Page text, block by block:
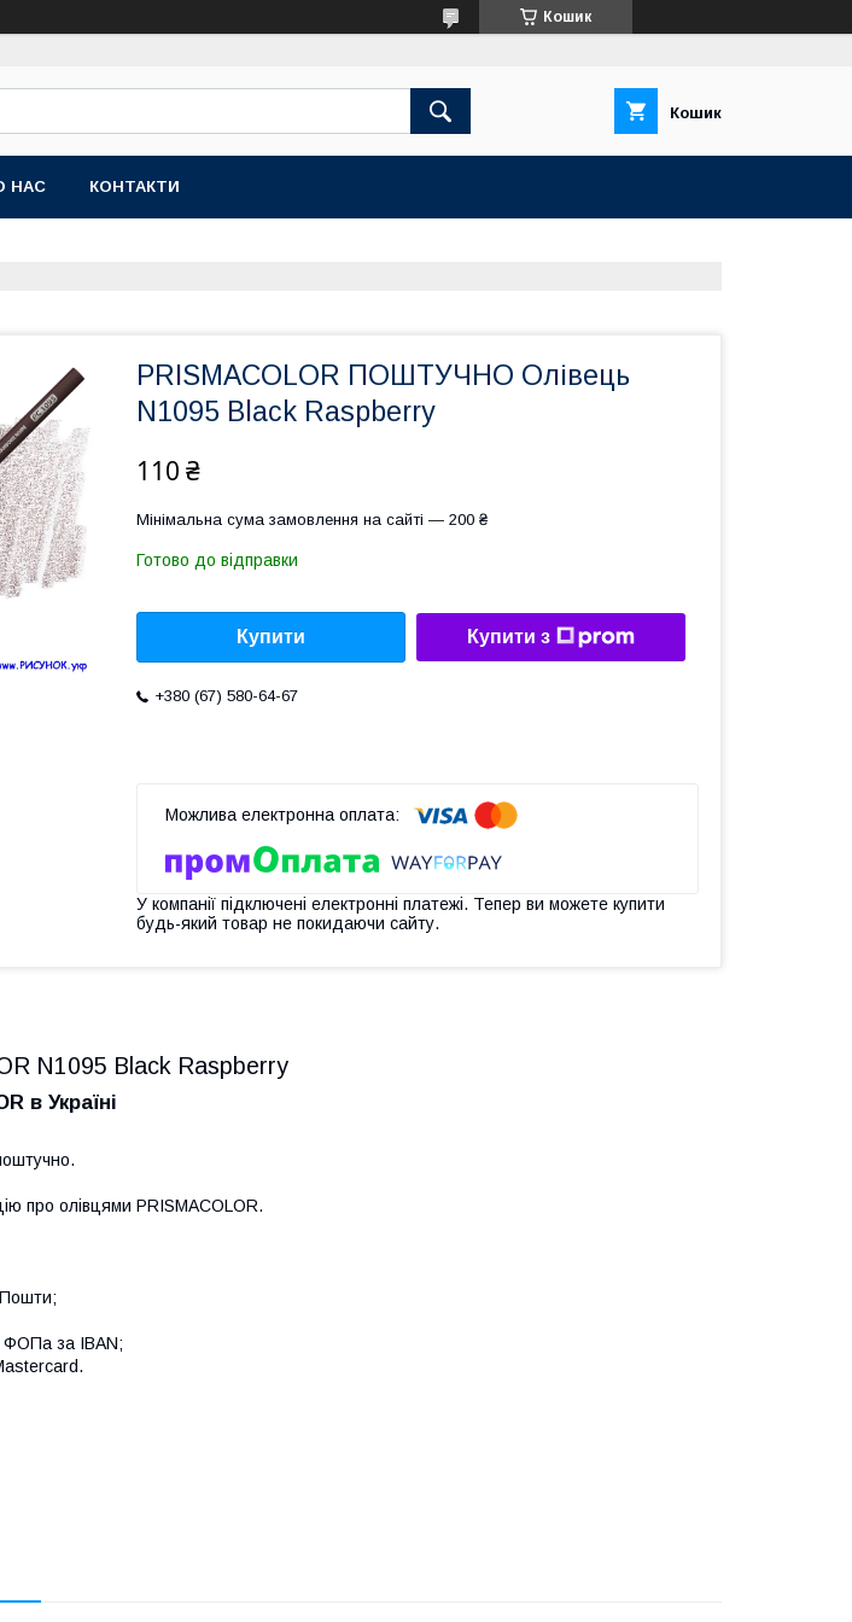
Кошик
Кошик
НАС КОНТАКТИ
PRISMACOLOR ПОШТУЧНО Олівець
N1095 Black Raspberry
110 ₴
Мінімальна сума замовлення на сайті — 200 ₴
Готово до відправки
Купити Купити з
+380 (67) 580-64-67
У компанії підключені електронні платежі. Тепер ви можете купити
будь-який товар не покидаючи сайту.
N1095 Black Raspberry
в Україні
про олівцями PRISMACOLOR.
ФОПа за IBAN;